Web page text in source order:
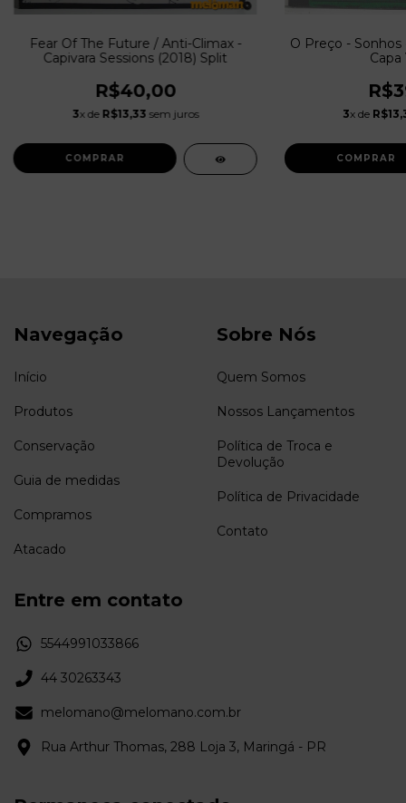
Fear Of The Future / Anti-Climax -
Capivara Sessions (2018) Split
R$40,00
3x de R$13,33 sem juros
O Preço - Sonhos
Capa
3x de
Navegação
Início
Produtos
Conservação
Guia de medidas
Compramos
Atacado
Sobre Nós
Quem Somos
Nossos Lançamentos
Política de Troca e
Devolução
Política de Privacidade
Contato
Entre em contato
5544991033866
44 30263343
melomano@melomano.com.br
Rua Arthur Thomas, 288 Loja 3, Maringá - PR